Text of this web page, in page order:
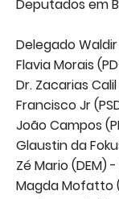
Deputados em
Delegado
Flavia Morais
Dr. Zacarias Calil
Francisco Jr
João Campos
Glaustin da
Zé Mario (DEM) -
Magda Mofatto